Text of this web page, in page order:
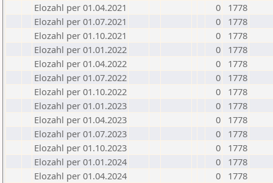
Elozahl per 01.04.2021
0
1778
Elozahl per 01.07.2021
0
1778
Elozahl per 01.10.2021
0
1778
Elozahl per 01.01.2022
0
1778
Elozahl per 01.04.2022
0
1778
Elozahl per 01.07.2022
0
1778
Elozahl per 01.10.2022
0
1778
Elozahl per 01.01.2023
0
1778
Elozahl per 01.04.2023
0
1778
Elozahl per 01.07.2023
0
1778
Elozahl per 01.10.2023
0
1778
Elozahl per 01.01.2024
0
1778
Elozahl per 01.04.2024
0
1778